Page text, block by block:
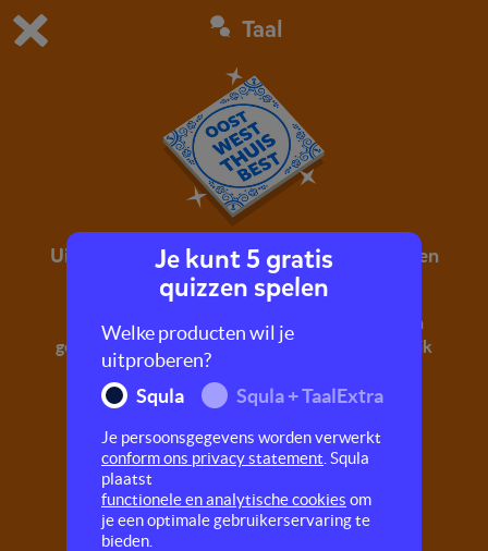
Dit is de gratis demo van Squla.
Bestel nu
0 1
Taal
Uitdrukkingen, spreekwoorden en gezegden
Lachen met uitdrukkingen, spreekwoorden en
gezegden! Verbaas je over wat we soms eigenlijk
Je kunt 5 gratis
quizzen spelen
Welke producten wil je
uitproberen?
Squla
Squla + TaalExtra
Je persoonsgegevens worden verwerkt
conform ons privacy statement . Squla
plaatst
functionele en analytische cookies om
je een optimale gebruikerservaring te
bieden.